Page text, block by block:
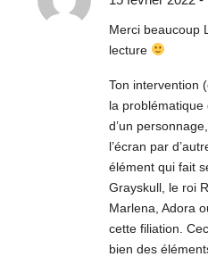
Merci beaucoup
lecture
Ton intervention
la problématique
d’un
l’écran par
élément qui fait
Grayskull, le roi
Marlena, Adora
cette filiation.
bien des